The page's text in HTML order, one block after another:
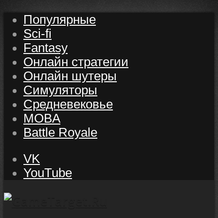
Популярные
Sci-fi
Fantasy
Онлайн стратегии
Онлайн шутеры
Симуляторы
Средневековье
MOBA
Battle Royale
VK
YouTube